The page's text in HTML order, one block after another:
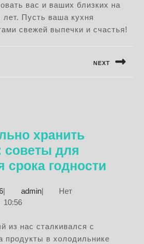
вас и ваших близких на
лет. Пусть ваша кухня
свежей выпечки и счастья!
NEXT
хранить
советы для
срока годности
5
апреля
| adminadmin
|
Нет
10:56
продукты в холодильнике